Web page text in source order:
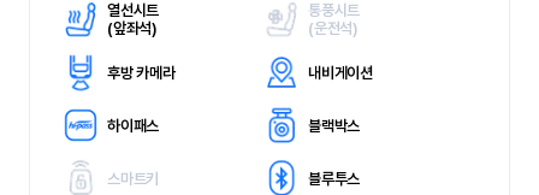
열선시트
(앞좌석)
통풍시트
(운전석)
후방 카메라 내비게이션
하이패스 블랙박스
스마트키 블루투스